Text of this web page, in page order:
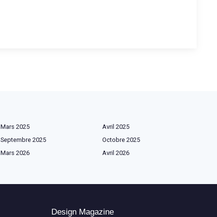
Mars 2025
Avril 2025
Septembre 2025
Octobre 2025
Mars 2026
Avril 2026
Design Magazine